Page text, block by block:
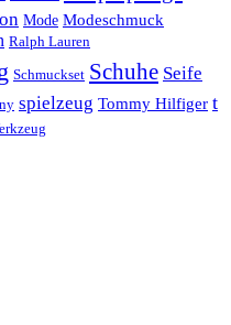
Mode Modeschmuck
Ralph Lauren
Schmuckset Schuhe Seife
spielzeug Tommy Hilfiger t